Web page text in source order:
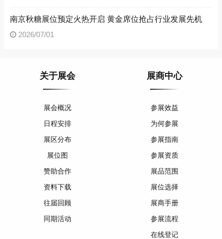
南京秋糖展位预定火热开启 黄金席位抢占行业发展先机
2026/07/01
关于展会
展会概况
日程安排
展区分布
展位图
赞助合作
资料下载
往届回顾
同期活动
展商中心
参展效益
为何参展
参展指南
参展资质
展品范围
展位选择
展商手册
参展流程
在线登记